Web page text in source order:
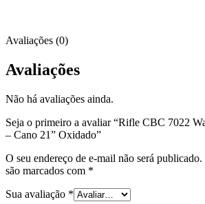
Avaliações (0)
Avaliações
Não há avaliações ainda.
Seja o primeiro a avaliar “Rifle CBC 7022
– Cano 21” Oxidado”
O seu endereço de e-mail não será publicado.
são marcados com *
Sua avaliação *